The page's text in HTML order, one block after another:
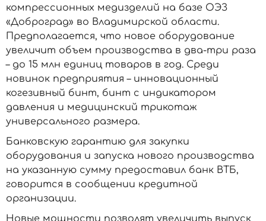
компрессионных медизделий на базе ОЭЗ
«Доброград» во Владимирской области.
Предполагается, что новое оборудование
увеличит объем производства в два-три раза
– до 15 млн единиц товаров в год. Среди
новинок предприятия – инновационный
когезивный бинт, бинт с индикатором
давления и медицинский трикотаж
универсального размера.
Банковскую гарантию для закупки
оборудования и запуска нового производства
на указанную сумму предоставил банк ВТБ,
говорится в сообщении кредитной
организации.
Новые мощности позволят увеличить выпуск